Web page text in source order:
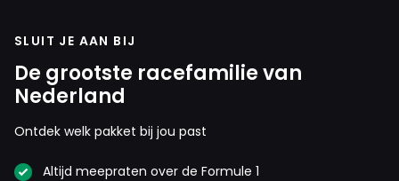
SLUIT JE AAN BIJ
De grootste racefamilie van
Nederland
Ontdek welk pakket bij jou past
Altijd meepraten over de Formule 1